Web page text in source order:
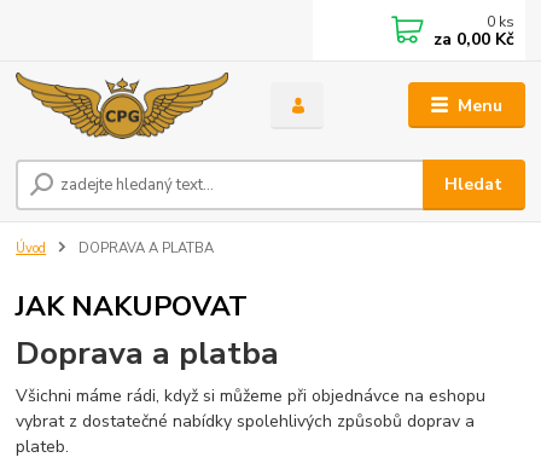
Menu
Hledat
0 ks
za 0,00 Kč
Úvod DOPRAVA A PLATBA
JAK NAKUPOVAT
Doprava a platba
Všichni máme rádi, když si můžeme při objednávce na eshopu
vybrat z dostatečné nabídky spolehlivých způsobů doprav a
plateb.